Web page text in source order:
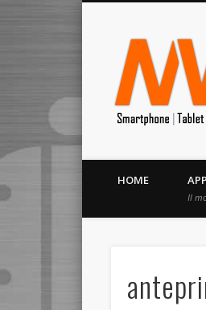
Siete appassionati di
HOME
Il